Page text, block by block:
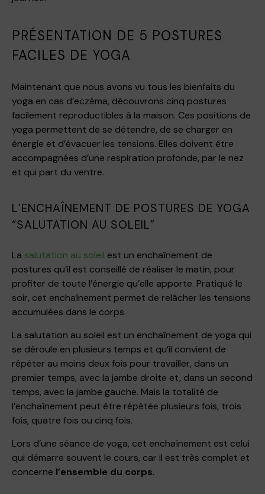
PRÉSENTATION DE 5 POSTURES
FACILES DE YOGA
Maintenant que nous avons vu tous les bienfaits du
yoga en cas d’eczéma, découvrons cinq postures
facilement reproductibles à la maison. Ces positions de
yoga permettent de se détendre, de se charger en
énergie et d’évacuer les tensions. Elles doivent être
accompagnées d’une respiration profonde, par le nez
et qui part du ventre.
L’ENCHAÎNEMENT DE POSTURES DE YOGA
“SALUTATION AU SOLEIL”
La salutation au soleil est un enchaînement de
postures qu’il est conseillé de réaliser le matin, pour
profiter de toute l’énergie qu’elle apporte. Pratiqué le
soir, cet enchaînement permet de relâcher les tensions
accumulées dans le corps.
La salutation au soleil est un enchaînement de yoga qui
se déroule en plusieurs temps et qu’il convient de
répéter au moins deux fois pour travailler, dans un
premier temps, avec la jambe droite et, dans un second
temps, avec la jambe gauche. Mais la totalité de
l’enchaînement peut être répétée plusieurs fois, trois
fois, quatre fois ou cinq fois.
Lors d’une séance de yoga, cet enchaînement est celui
qui démarre souvent le cours, car il est très complet et
concerne l’ensemble du corps.